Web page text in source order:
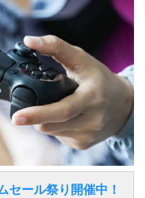
セール祭り開催中！